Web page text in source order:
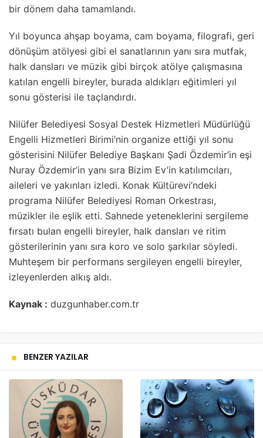
bir dönem daha tamamlandı.
Yıl boyunca ahşap boyama, cam boyama, filografi, geri
dönüşüm atölyesi gibi el sanatlarının yanı sıra mutfak,
halk dansları ve müzik gibi birçok atölye çalışmasına
katılan engelli bireyler, burada aldıkları eğitimleri yıl
sonu gösterisi ile taçlandırdı.
Nilüfer Belediyesi Sosyal Destek Hizmetleri Müdürlüğü
Engelli Hizmetleri Birimi’nin organize ettiği yıl sonu
gösterisini Nilüfer Belediye Başkanı Şadi Özdemir’in eşi
Nuray Özdemir’in yanı sıra Bizim Ev’in katılımcıları,
aileleri ve yakınları izledi. Konak Kültürevi’ndeki
programa Nilüfer Belediyesi Roman Orkestrası,
müzikler ile eşlik etti. Sahnede yeteneklerini sergileme
fırsatı bulan engelli bireyler, halk dansları ve ritim
gösterilerinin yanı sıra koro ve solo şarkılar söyledi.
Muhteşem bir performans sergileyen engelli bireyler,
izleyenlerden alkış aldı.
Kaynak : duzgunhaber.com.tr
BENZER YAZILAR